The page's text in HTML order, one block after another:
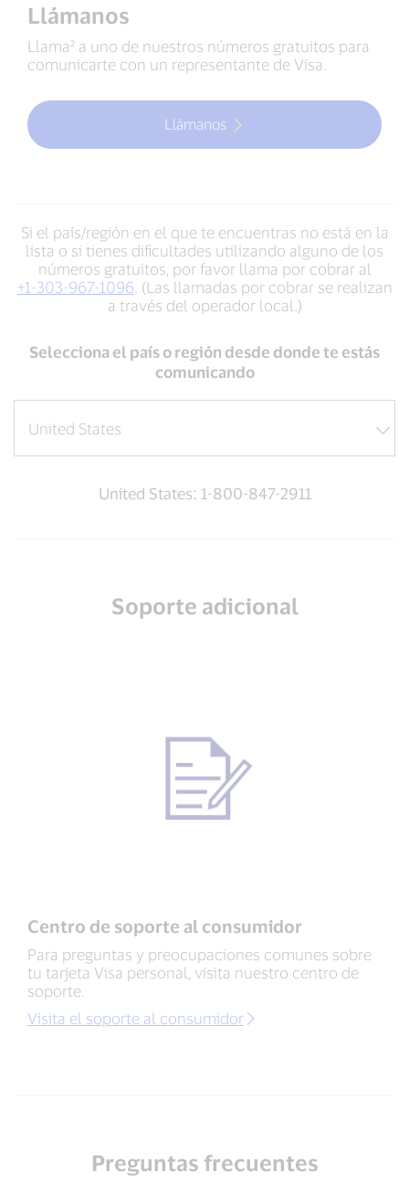
Llámanos
Llama² a uno de nuestros números gratuitos para
comunicarte con un representante de Visa.
Llámanos
Si el país/región en el que te encuentras no está en la
lista o si tienes dificultades utilizando alguno de los
números gratuitos, por favor llama por cobrar al
+1-303-967-1096 . (Las llamadas por cobrar se realizan
a través del operador local.)
Selecciona el país o región desde donde te estás
comunicando
United States: 1-800-847-2911
Soporte adicional
Centro de soporte al consumidor
Para preguntas y preocupaciones comunes sobre
tu tarjeta Visa personal, visita nuestro centro de
soporte.
Visita el soporte al consumidor
Preguntas frecuentes